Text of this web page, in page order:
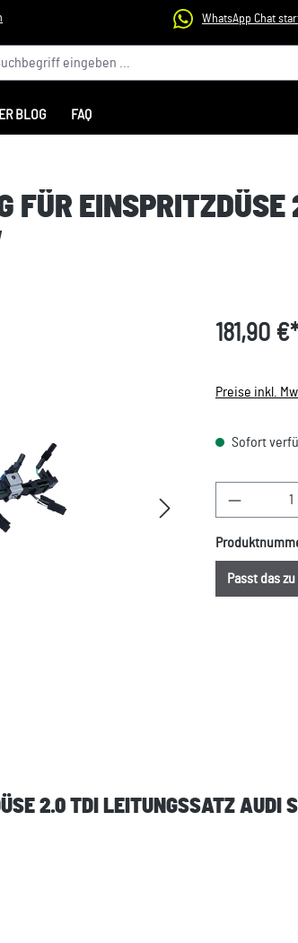
WhatsApp Chat
BLOG FAQ
FÜR EINSPRITZDÜSE
181,90
Preise inkl.
Sofort
Produkt
Passt das
2.0 TDI LEITUNGSSATZ AUDI